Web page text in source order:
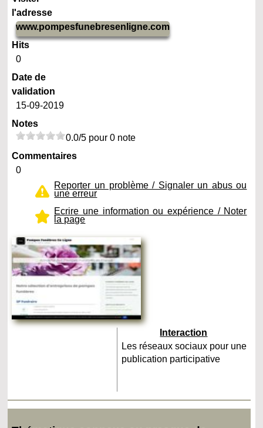
l'adresse
www.pompesfunebresenligne.com
Hits
0
Date de
validation
15-09-2019
Notes
0.0/5 pour 0 note
Commentaires
0
Reporter un problème / Signaler un abus ou
une erreur
Ecrire une information ou expérience / Noter
la page
Interaction
Les réseaux sociaux pour une
publication participative